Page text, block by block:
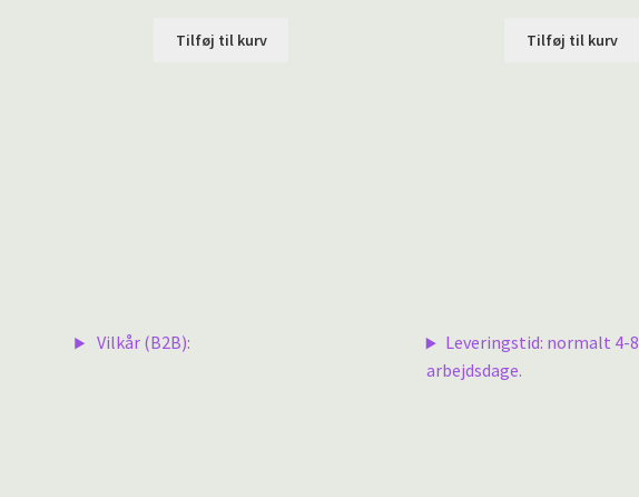
Tilføj til kurv Tilføj til kurv
Vilkår (B2B):
Leveringstid: normalt 4-8
arbejdsdage.